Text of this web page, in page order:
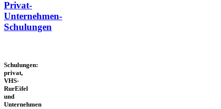
Privat-
Unternehmen-
Schulungen
Schulungen:
privat,
VHS-
RurEifel
und
Unternehmen